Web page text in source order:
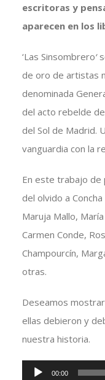
escritoras y
aparecen en los
‘Las Sinsombrero‘
de oro de artistas
denominada
del acto rebelde
del Sol de Madrid.
vanguardia con la
En este trabajo
del olvido a
Maruja Mallo,
Carmen Conde,
Champourcín,
otras.
Deseamos
ellas debieron y
nuestra historia.
Reproductor
00:00